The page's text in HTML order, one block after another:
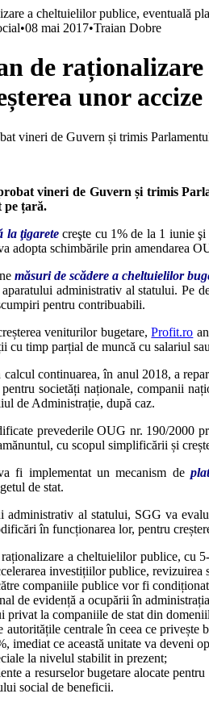
•08 mai 2017•Traian Dobre
de
unor accize
vineri de Guvern și trimis
vineri de Guvern și trimis
pe țară.
la ţigaretecreşte cu 1% de la 1 iunie
adopta schimbările prin amendarea
măsuri de scădere a cheltuielilor
administrativ al statului. Pe
pentru contribuabili.
veniturilor bugetare,Profit.ro
cu timp parțial de muncă cu salariul
continuarea, în anul 2018, a
societăți naționale, companii
de Administrație, după caz.
prevederile OUG nr. 190/2000
cu scopul simplificării și
fi implementat un mecanism de
de stat.
administrativ al statului, SGG va
în funcționarea lor, pentru
a cheltuielilor publice, cu
investițiilor publice,
companiile publice vor fi
de evidență a ocupării în
privat la companiile de stat din
autoritățile centrale în ceea ce
imediat ce această unitate va deveni
la nivelul stabilit in prezent;
a resurselor bugetare alocate
social de beneficii.